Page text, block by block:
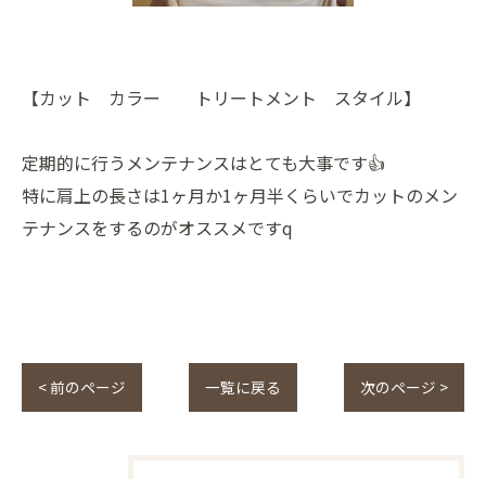
【カット カラー トリートメント スタイル】
定期的に行うメンテナンスはとても大事です👍
特に肩上の長さは1ヶ月か1ヶ月半くらいでカットのメン
テナンスをするのがオススメですq
< 前のページ 一覧に戻る 次のページ >